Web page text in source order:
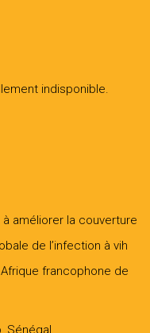
indisponible.
améliorer la couverture
de l’infection à vih
francophone de
Sénégal